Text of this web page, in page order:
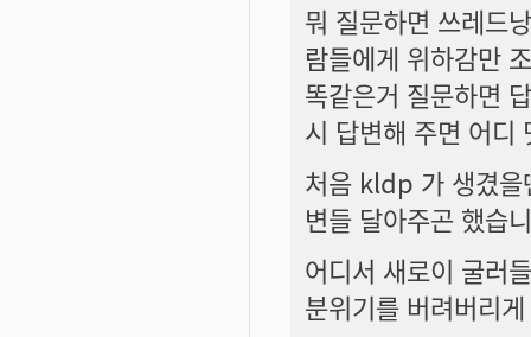
뭐 질문하면 쓰레드
람들에게 위하감만
똑같은거 질문하면
시 답변해 주면 어디
처음 kldp 가 생겼을
변들 달아주곤 했습
어디서 새로이 굴러
분위기를 버려버리